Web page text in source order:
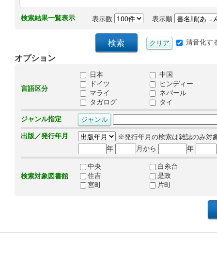
検索結果一覧表示 表示数 表示順
清音化す
オプション
言語区分
日本
中国
ドイツ
ヒンディー
マライ
ネパール
タガログ
タイ
ジャンル指定
出版／発行年月
※発行年月の検索は雑誌のみ対
年
月から 年
検索対象図書館
中央
白糸台
住吉
是政
宮町
片町